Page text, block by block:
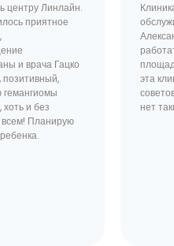
центру Линлайн.
приятное
и врача Гацко
и без
Планирую
эта
нет